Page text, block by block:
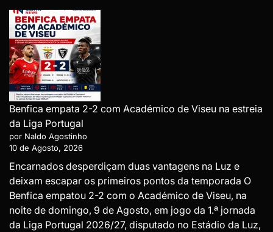
Benfica empata 2-2 com Académico de Viseu na estreia
da Liga Portugal
por Naldo Agostinho
10 de Agosto, 2026
Encarnados desperdiçam duas vantagens na Luz e
deixam escapar os primeiros pontos da temporada O
Benfica empatou 2-2 com o Académico de Viseu, na
noite de domingo, 9 de Agosto, em jogo da 1.ª jornada
da Liga Portugal 2026/27, disputado no Estádio da Luz,